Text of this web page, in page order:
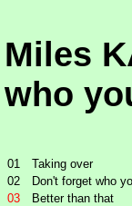
Miles
who
01
Taking over
02
Don't forget who
03
Better than that